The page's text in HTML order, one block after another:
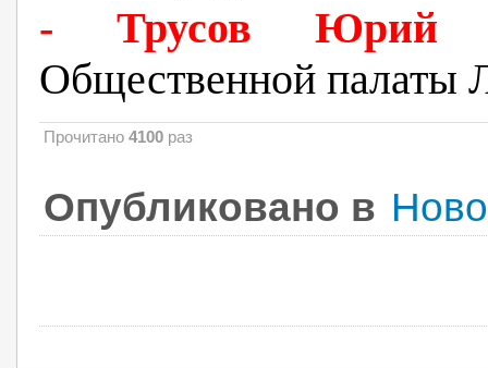
- Трусов Юрий
Общественной палаты
Прочитано 4100 раз
Опубликовано в